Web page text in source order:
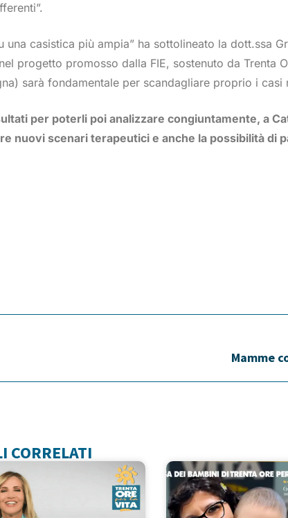
casistica più ampia” ha sottolineato la dott.ssa
progetto promosso dalla FIE, sostenuto da Trenta
sarà fondamentale per scandagliare proprio i casi
per poterli poi analizzare congiuntamente, a
nuovi scenari terapeutici e anche la possibilità di
Mamme
CORRELATI